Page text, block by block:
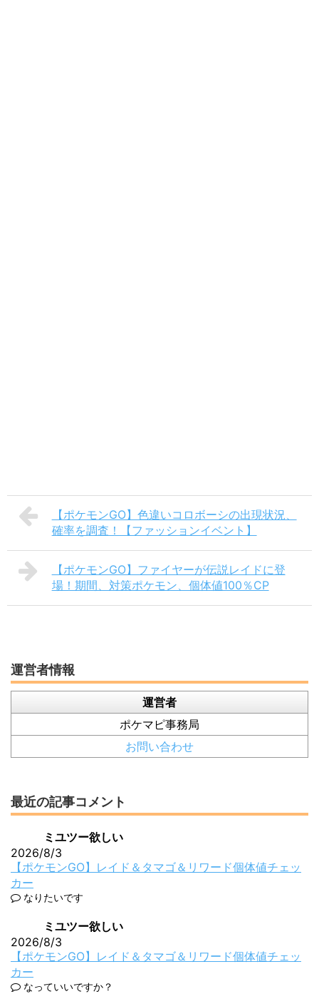
【ポケモンGO】色違いコロボーシの出現状況、
確率を調査！【ファッションイベント】
【ポケモンGO】ファイヤーが伝説レイドに登
場！期間、対策ポケモン、個体値100％CP
運営者情報
運営者
ポケマピ事務局
お問い合わせ
最近の記事コメント
ミユツー欲しい
2026/8/3
【ポケモンGO】レイド＆タマゴ＆リワード個体値チェッ
カー
なりたいです
ミユツー欲しい
2026/8/3
【ポケモンGO】レイド＆タマゴ＆リワード個体値チェッ
カー
なっていいですか？